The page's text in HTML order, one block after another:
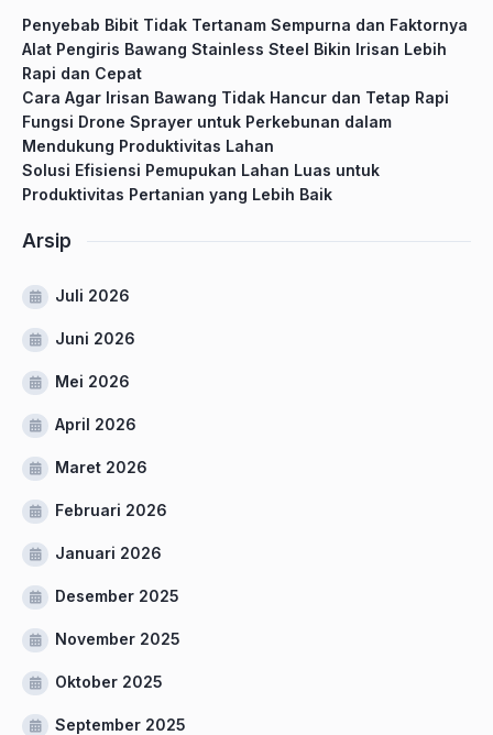
Penyebab Bibit Tidak Tertanam Sempurna dan Faktornya
Alat Pengiris Bawang Stainless Steel Bikin Irisan Lebih
Rapi dan Cepat
Cara Agar Irisan Bawang Tidak Hancur dan Tetap Rapi
Fungsi Drone Sprayer untuk Perkebunan dalam
Mendukung Produktivitas Lahan
Solusi Efisiensi Pemupukan Lahan Luas untuk
Produktivitas Pertanian yang Lebih Baik
Arsip
Juli 2026
Juni 2026
Mei 2026
April 2026
Maret 2026
Februari 2026
Januari 2026
Desember 2025
November 2025
Oktober 2025
September 2025